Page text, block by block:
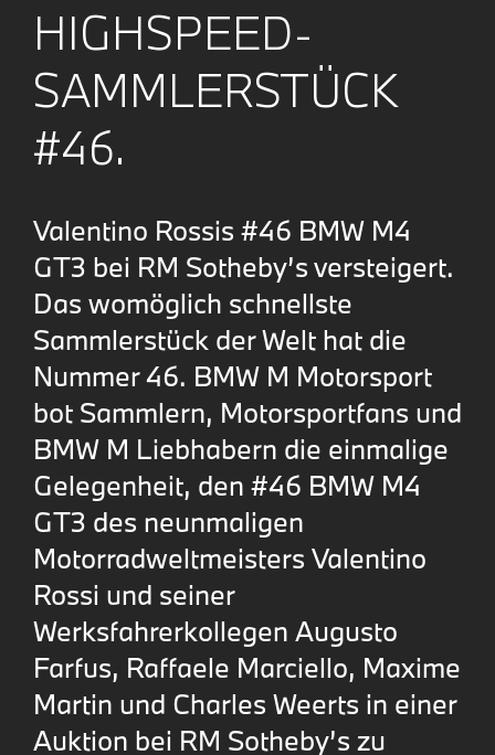
HIGHSPEED-
SAMMLERSTÜCK
#46.
Valentino Rossis #46 BMW M4
GT3 bei RM Sotheby’s versteigert.
Das womöglich schnellste
Sammlerstück der Welt hat die
Nummer 46. BMW M Motorsport
bot Sammlern, Motorsportfans und
BMW M Liebhabern die einmalige
Gelegenheit, den #46 BMW M4
GT3 des neunmaligen
Motorradweltmeisters Valentino
Rossi und seiner
Werksfahrerkollegen Augusto
Farfus, Raffaele Marciello, Maxime
Martin und Charles Weerts in einer
Auktion bei RM Sotheby’s zu